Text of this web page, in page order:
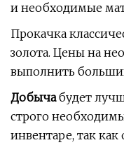
и необходимые
Прокачка
золота. Цены на
выполнить
Добычабудет
строго
инвентаре, так